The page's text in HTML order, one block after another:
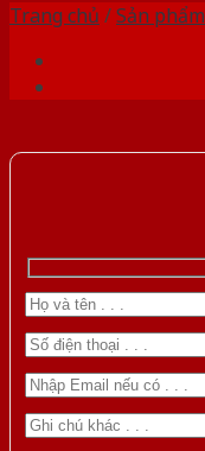
Trang chủ /Sản phẩm